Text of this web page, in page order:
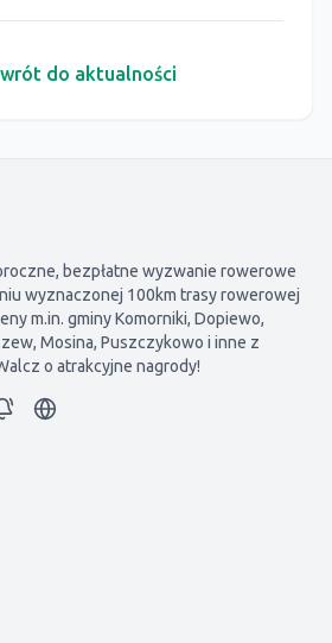
do aktualności
bezpłatne wyzwanie rowerowe
wyznaczonej 100km trasy rowerowej
m.in. gminy Komorniki, Dopiewo,
Mosina, Puszczykowo i inne z
o atrakcyjne nagrody!